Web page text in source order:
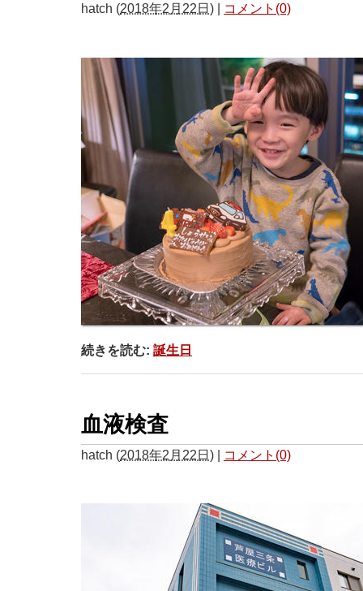
hatch (2018年2月22日 ) コメント(0)
続きを読む: 誕生日
血液検査
hatch (2018年2月22日) | コメント(0)